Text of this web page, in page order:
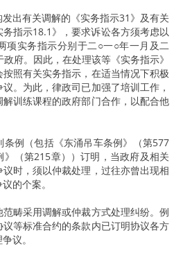
有关调解的《实务指示31》及有关
指示18.1》，要求诉讼各方须考虑以
项实务指示分别于二○一○年一月及二
府。因此，在处理该等《实务指示》
照有关实务指示，在适当情况下积极
。为此，律政司已加强了培训工作，
训练课程的政府部门合作，以配合他
例（包括《东涌吊车条例》（第577
（第215章））订明，当政府及相关
时，须以仲裁处理，过往亦曾出现相
的个案。
畴采用调解或仲裁方式处理纠纷。例
等标准合约的条款内已订明协议各方
议。